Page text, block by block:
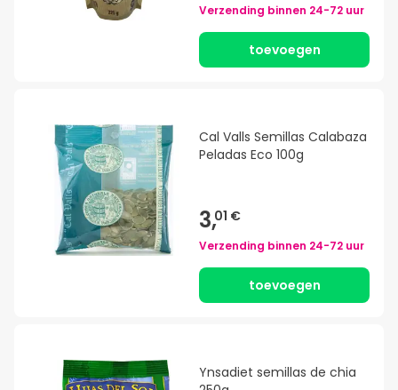
Verzending binnen 24-72 uur
toevoegen
Cal Valls Semillas Calabaza
Peladas Eco 100g
3,01 €
Verzending binnen 24-72 uur
toevoegen
Ynsadiet semillas de chia